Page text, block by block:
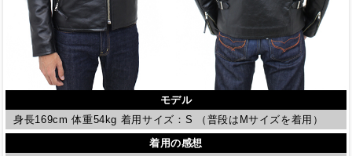
モデル
身長169cm 体重54kg 着用サイズ：S （普段はMサイズを着用）
着用の感想